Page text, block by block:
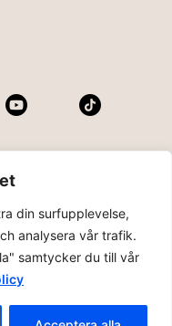
din surfupplevelse,
analysera vår trafik.
samtycker du till vår
som innehas av
och
14 dagars ångerrätt.